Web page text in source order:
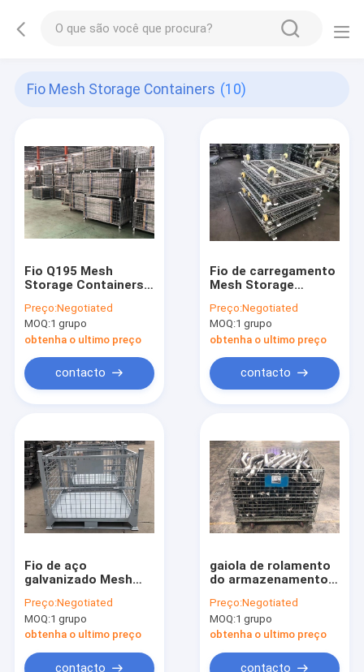
Fio Mesh Storage Containers (10)
Fio Q195 Mesh
Storage Containers
dobrável de
1200X1000X890MM
Preço:Negotiated
MOQ:1 grupo
obtenha o ultimo preço
contacto
Fio de carregamento
Mesh Storage
Collapsible do
supermercado 800-
1700KGS
Preço:Negotiated
MOQ:1 grupo
obtenha o ultimo preço
contacto
Fio de aço
galvanizado Mesh
Wire Mesh Basket de
Q195 4.0-6.0mm
Preço:Negotiated
MOQ:1 grupo
obtenha o ultimo preço
contacto
gaiola de rolamento
do armazenamento
do armazém
100~2000kg
empilhável
Preço:Negotiated
MOQ:1 grupo
obtenha o ultimo preço
contacto